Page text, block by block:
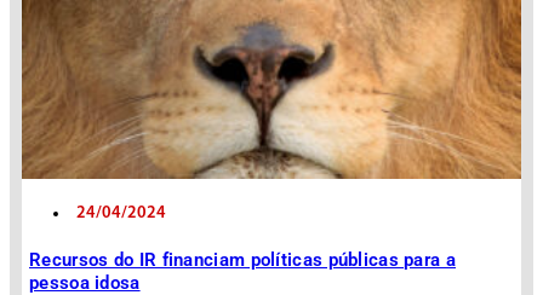
24/04/2024
Recursos do IR financiam políticas públicas para a
pessoa idosa